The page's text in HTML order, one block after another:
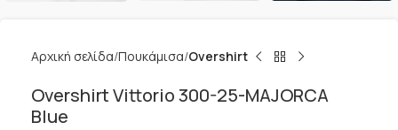
Αρχική σελίδα Πουκάμισα Overshirt
Overshirt Vittorio 300-25-MAJORCA
Blue